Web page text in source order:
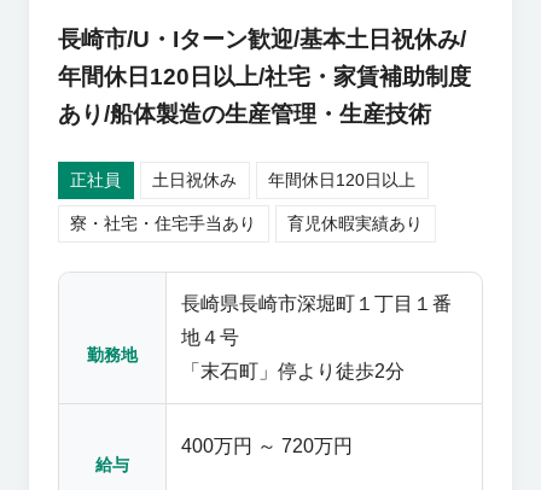
長崎市/U・Iターン歓迎/基本土日祝休み/
年間休日120日以上/社宅・家賃補助制度
あり/船体製造の生産管理・生産技術
正社員 土日祝休み 年間休日120日以上
寮・社宅・住宅手当あり 育児休暇実績あり
勤務地
長崎県長崎市深堀町１丁目１番
地４号
「末石町」停より徒歩2分
給与
400万円 ～ 720万円